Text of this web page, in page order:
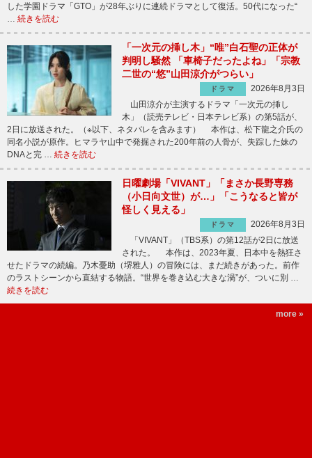
した学園ドラマ「GTO」が28年ぶりに連続ドラマとして復活。50代になった“
続きを読む
「一次元の挿し木」“唯”白石聖の正体が
判明し騒然 「車椅子だったよね」「宗教
二世の“悠”山田涼介がつらい」
ドラマ
2026年8月3日
山田涼介が主演するドラマ「一次元の挿し
木」（読売テレビ・日本テレビ系）の第5話が、
2日に放送された。（※以下、ネタバレを含みます） 本作は、松下龍之介氏の
同名小説が原作。ヒマラヤ山中で発掘された200年前の人骨が、失踪した妹の
DNAと完 … 続きを読む
日曜劇場「VIVANT」「まさか長野専務
（小日向文世）が…」「こうなると皆が
怪しく見える」
ドラマ
2026年8月3日
「VIVANT」（TBS系）の第12話が2日に放送
された。 本作は、2023年夏、日本中を熱狂さ
せたドラマの続編。乃木憂助（堺雅人）の冒険には、まだ続きがあった。前作
のラストシーンから直結する物語。“世界を巻き込む大きな渦”が、ついに別 …
続きを読む
more »